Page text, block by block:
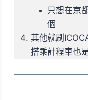
只想在京
個
其他就刷
搭乘計程車也